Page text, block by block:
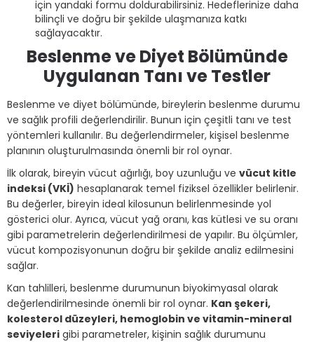
için yandaki formu doldurabilirsiniz. Hedeflerinize daha
bilinçli ve doğru bir şekilde ulaşmanıza katkı
sağlayacaktır.
Beslenme ve Diyet Bölümünde
Uygulanan Tanı ve Testler
Beslenme ve diyet bölümünde, bireylerin beslenme durumu
ve sağlık profili değerlendirilir. Bunun için çeşitli tanı ve test
yöntemleri kullanılır. Bu değerlendirmeler, kişisel beslenme
planının oluşturulmasında önemli bir rol oynar.
İlk olarak, bireyin vücut ağırlığı, boy uzunluğu ve vücut kitle
indeksi (VKİ) hesaplanarak temel fiziksel özellikler belirlenir.
Bu değerler, bireyin ideal kilosunun belirlenmesinde yol
gösterici olur. Ayrıca, vücut yağ oranı, kas kütlesi ve su oranı
gibi parametrelerin değerlendirilmesi de yapılır. Bu ölçümler,
vücut kompozisyonunun doğru bir şekilde analiz edilmesini
sağlar.
Kan tahlilleri, beslenme durumunun biyokimyasal olarak
değerlendirilmesinde önemli bir rol oynar. Kan şekeri,
kolesterol düzeyleri, hemoglobin ve vitamin-mineral
seviyeleri gibi parametreler, kişinin sağlık durumunu